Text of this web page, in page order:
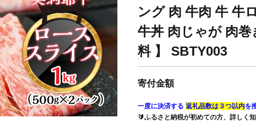
ング 肉 牛肉 牛 牛
牛丼 肉じゃが 肉
料 】 SBTY003
寄付金額
一度に決済する 返礼品数は３つ以内を
🔰ふるさと納税が初めての方、詳しく